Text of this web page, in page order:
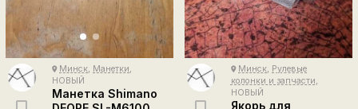
place Минск, Манетки,
НОВЫЙ
Манетка Shimano
place Минск, Рулевые
колонки и запчасти,
НОВЫЙ
Якорь для